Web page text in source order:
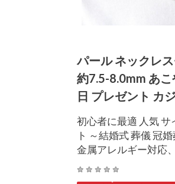
パール ネックレ
約7.5-8.0mm あ
日 プレゼント カ
初心者に最適 人気
ト ～結婚式 葬儀 冠
金属アレルギー対応